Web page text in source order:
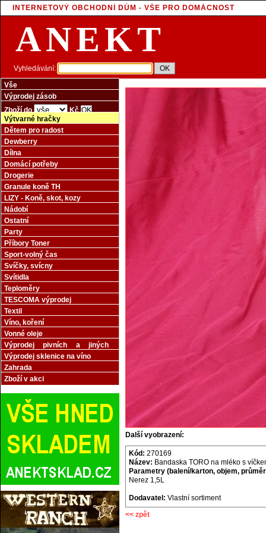
INTERNETOVÝ OBCHODNÍ DŮM - VŠE PRO DOMÁCNOST
ANEKT
Vyhledávání:
Vše
Výprodej zásob
Zboží do
Kč
Výtvarné hračky
Dětem pro radost
Dewberry
Dílna
Domácí potřeby
Drogerie
Granule koně TH
LIZY - Koně, skot, kozy
Nádobí
Ostatní
Party
Příbory Toner
Sport-volný čas
Svíčky, svícny
Svítidla
Teploměry
TESCOMA výprodej
Textil
Víno, koření
Vonné oleje
Výprodej pivních a jiných
sklenic
Výprodej sklenice na víno
Zahrada
Zboží v akci
Další vyobrazení:
Kód: 270169
Název: Bandaska TORO na mléko s
Parametry (balení/karton, objem,
Nerez 1,5L
Dodavatel: Vlastní sortiment
<< zpět